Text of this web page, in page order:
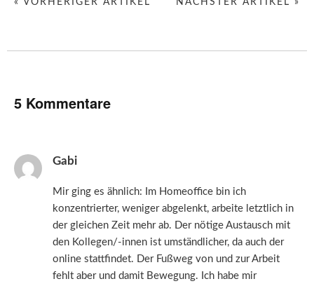
5 Kommentare
Gabi
Mir ging es ähnlich: Im Homeoffice bin ich
konzentrierter, weniger abgelenkt, arbeite letztlich in
der gleichen Zeit mehr ab. Der nötige Austausch mit
den Kollegen/-innen ist umständlicher, da auch der
online stattfindet. Der Fußweg von und zur Arbeit
fehlt aber und damit Bewegung. Ich habe mir